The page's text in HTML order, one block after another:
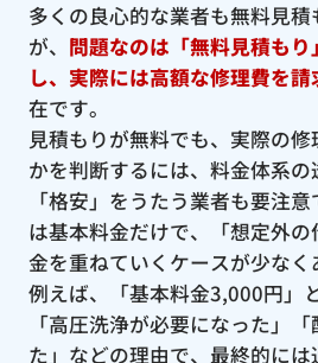
多くの良心的な業者も無料見
が、 問題なのは「無料見積も
し、実際には高額な修理費を請
在です。
見積もりが無料でも、実際の
かを判断するには、料金体系の
「格安」をうたう業者も要注
は基本料金だけで、「想定外
金を重ねていくケースが少なく
例えば、「基本料金3,000円」
「高圧洗浄が必要になった」
た」などの理由で、最終的に